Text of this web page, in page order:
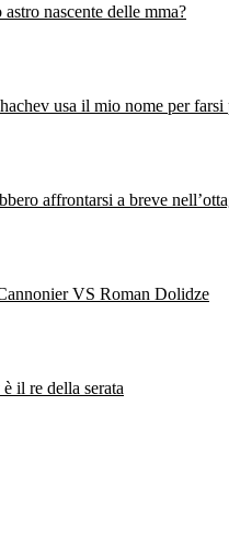
nascente delle mma?
usa il mio nome per farsi
affrontarsi a breve
VS Roman Dolidze
il re della serata